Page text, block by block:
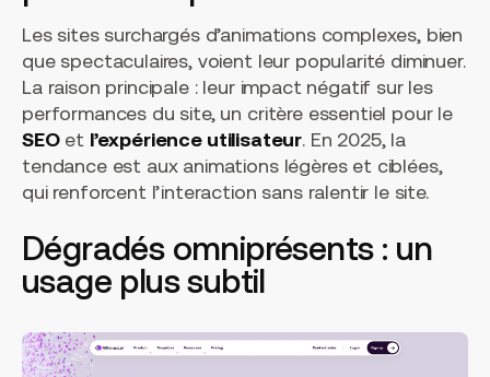
Les sites surchargés d’animations complexes, bien
que spectaculaires, voient leur popularité diminuer.
La raison principale : leur impact négatif sur les
performances du site, un critère essentiel pour le
SEOet l’expérience utilisateur. En 2025, la
tendance est aux animations légères et ciblées,
qui renforcent l’interaction sans ralentir le site.
Dégradés omniprésents : un
usage plus subtil